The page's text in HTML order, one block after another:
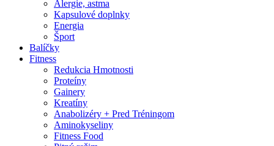
Alergie, astma
Kapsulové doplnky
Energia
Šport
Balíčky
Fitness
Redukcia Hmotnosti
Proteíny
Gainery
Kreatíny
Anabolizéry + Pred Tréningom
Aminokyseliny
Fitness Food